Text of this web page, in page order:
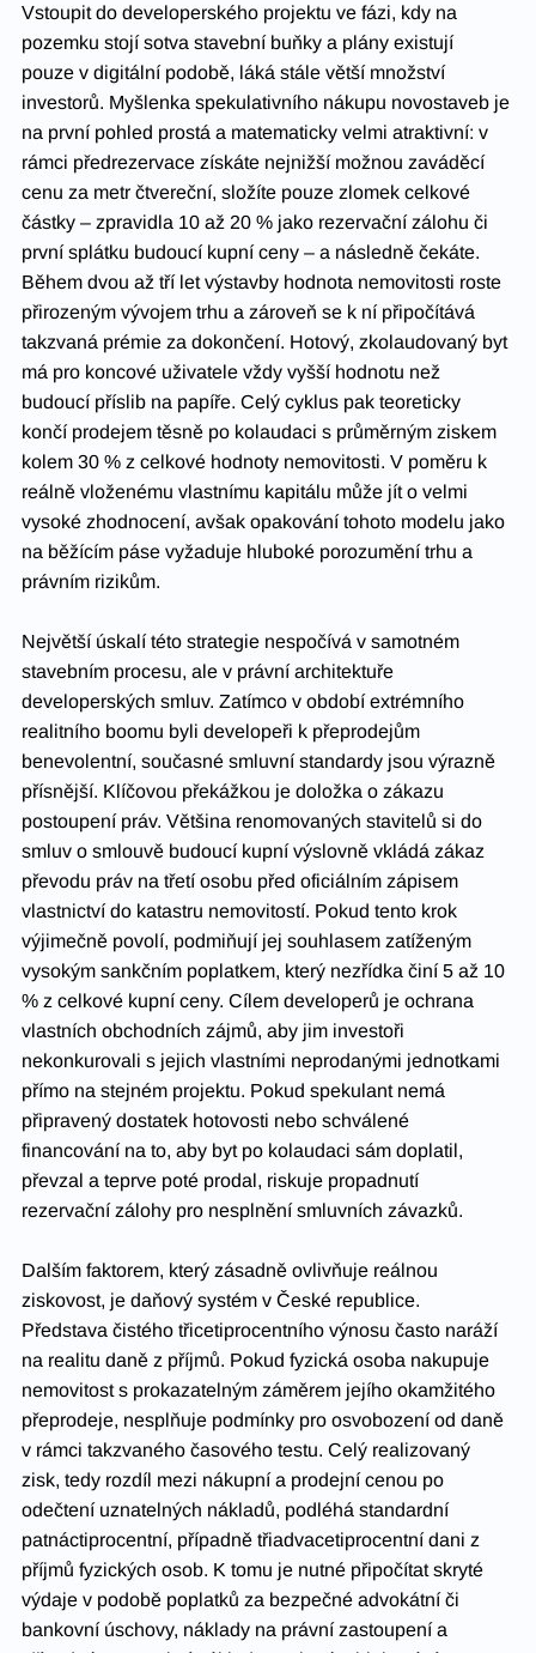
Vstoupit do developerského projektu ve fázi, kdy na
pozemku stojí sotva stavební buňky a plány existují
pouze v digitální podobě, láká stále větší množství
investorů. Myšlenka spekulativního nákupu novostaveb je
na první pohled prostá a matematicky velmi atraktivní: v
rámci předrezervace získáte nejnižší možnou zaváděcí
cenu za metr čtvereční, složíte pouze zlomek celkové
částky – zpravidla 10 až 20 % jako rezervační zálohu či
první splátku budoucí kupní ceny – a následně čekáte.
Během dvou až tří let výstavby hodnota nemovitosti roste
přirozeným vývojem trhu a zároveň se k ní připočítává
takzvaná prémie za dokončení. Hotový, zkolaudovaný byt
má pro koncové uživatele vždy vyšší hodnotu než
budoucí příslib na papíře. Celý cyklus pak teoreticky
končí prodejem těsně po kolaudaci s průměrným ziskem
kolem 30 % z celkové hodnoty nemovitosti. V poměru k
reálně vloženému vlastnímu kapitálu může jít o velmi
vysoké zhodnocení, avšak opakování tohoto modelu jako
na běžícím páse vyžaduje hluboké porozumění trhu a
právním rizikům.
Největší úskalí této strategie nespočívá v samotném
stavebním procesu, ale v právní architektuře
developerských smluv. Zatímco v období extrémního
realitního boomu byli developeři k přeprodejům
benevolentní, současné smluvní standardy jsou výrazně
přísnější. Klíčovou překážkou je doložka o zákazu
postoupení práv. Většina renomovaných stavitelů si do
smluv o smlouvě budoucí kupní výslovně vkládá zákaz
převodu práv na třetí osobu před oficiálním zápisem
vlastnictví do katastru nemovitostí. Pokud tento krok
výjimečně povolí, podmiňují jej souhlasem zatíženým
vysokým sankčním poplatkem, který nezřídka činí 5 až 10
% z celkové kupní ceny. Cílem developerů je ochrana
vlastních obchodních zájmů, aby jim investoři
nekonkurovali s jejich vlastními neprodanými jednotkami
přímo na stejném projektu. Pokud spekulant nemá
připravený dostatek hotovosti nebo schválené
financování na to, aby byt po kolaudaci sám doplatil,
převzal a teprve poté prodal, riskuje propadnutí
rezervační zálohy pro nesplnění smluvních závazků.
Dalším faktorem, který zásadně ovlivňuje reálnou
ziskovost, je daňový systém v České republice.
Představa čistého třicetiprocentního výnosu často naráží
na realitu daně z příjmů. Pokud fyzická osoba nakupuje
nemovitost s prokazatelným záměrem jejího okamžitého
přeprodeje, nesplňuje podmínky pro osvobození od daně
v rámci takzvaného časového testu. Celý realizovaný
zisk, tedy rozdíl mezi nákupní a prodejní cenou po
odečtení uznatelných nákladů, podléhá standardní
patnáctiprocentní, případně třiadvacetiprocentní dani z
příjmů fyzických osob. K tomu je nutné připočítat skryté
výdaje v podobě poplatků za bezpečné advokátní či
bankovní úschovy, náklady na právní zastoupení a